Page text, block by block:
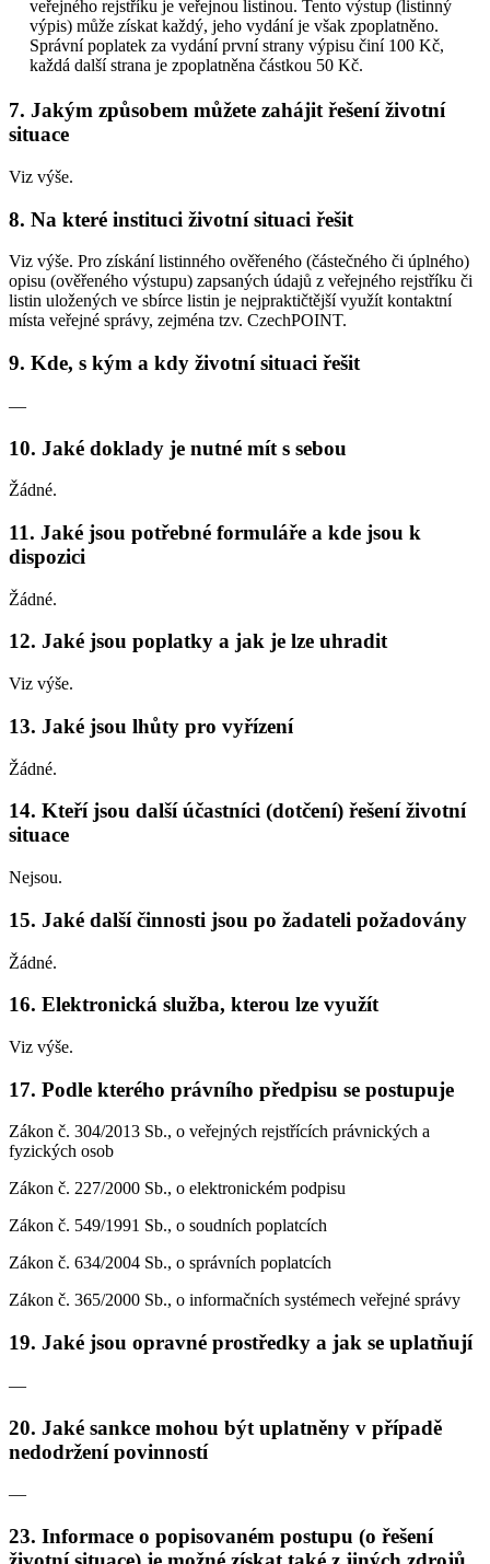
veřejného rejstříku je veřejnou listinou. Tento výstup (listinný
výpis) může získat každý, jeho vydání je však zpoplatněno.
Správní poplatek za vydání první strany výpisu činí 100 Kč,
každá další strana je zpoplatněna částkou 50 Kč.
7. Jakým způsobem můžete zahájit řešení životní
situace
Viz výše.
8. Na které instituci životní situaci řešit
Viz výše. Pro získání listinného ověřeného (částečného či úplného)
opisu (ověřeného výstupu) zapsaných údajů z veřejného rejstříku či
listin uložených ve sbírce listin je nejpraktičtější využít kontaktní
místa veřejné správy, zejména tzv. CzechPOINT.
9. Kde, s kým a kdy životní situaci řešit
—
10. Jaké doklady je nutné mít s sebou
Žádné.
11. Jaké jsou potřebné formuláře a kde jsou k
dispozici
Žádné.
12. Jaké jsou poplatky a jak je lze uhradit
Viz výše.
13. Jaké jsou lhůty pro vyřízení
Žádné.
14. Kteří jsou další účastníci (dotčení) řešení životní
situace
Nejsou.
15. Jaké další činnosti jsou po žadateli požadovány
Žádné.
16. Elektronická služba, kterou lze využít
Viz výše.
17. Podle kterého právního předpisu se postupuje
Zákon č. 304/2013 Sb., o veřejných rejstřících právnických a
fyzických osob
Zákon č. 227/2000 Sb., o elektronickém podpisu
Zákon č. 549/1991 Sb., o soudních poplatcích
Zákon č. 634/2004 Sb., o správních poplatcích
Zákon č. 365/2000 Sb., o informačních systémech veřejné správy
19. Jaké jsou opravné prostředky a jak se uplatňují
—
20. Jaké sankce mohou být uplatněny v případě
nedodržení povinností
—
23. Informace o popisovaném postupu (o řešení